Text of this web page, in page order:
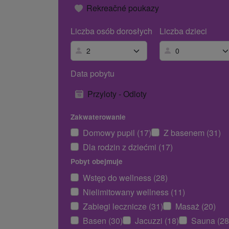
Rekreačné poukazy
Liczba osób dorosłych
Liczba dzieci
Data pobytu
Przyloty - Odloty
Zakwaterowanie
Domowy pupil (17)
Z basenem (31)
Dla rodzin z dziećmi (17)
Pobyt obejmuje
Wstęp do wellness (28)
Nielimitowany wellness (11)
Zabiegi lecznicze (31)
Masaż (20)
Basen (30)
Jacuzzi (18)
Sauna